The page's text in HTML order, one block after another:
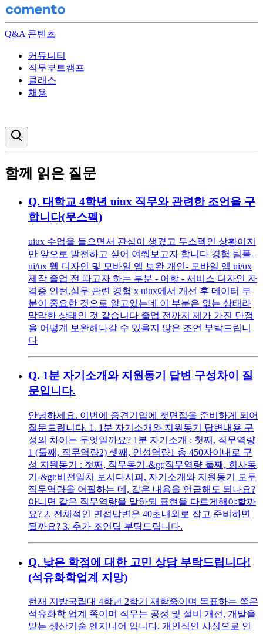
Q&A 콘텐츠
커뮤니티
직무부트캠프
클래스
채용
함께 읽은 질문
Q. 대학교 4학년 uiux 직무와 관련한 조언을 구
합니다(무스펙)
uiux 수업을 들으면서 관심이 생겼고 무스펙인 상황이지
만 앞으로 발전하고 싶어 여쭤보고자 합니다 경험 팀플-
ui/ux 웹 디자인 및 모바일 앱 보완 개인- 모바일 앱 ui/ux
제작 졸업 전 따고자 하는 부분 - 어학 - 서비스 디자인 자
격증 인턴,실무 관련 경험 x uiux에서 개선 후 데이터 부
분이 중요한 것으로 알고있는데 이 부분은 없는 상태라
막막한 상태인 것 같습니다 졸업 전까지 제가 가진 단점
을 어떻게 보완해나갈 수 있을지 많은 조언 부탁드립니
다
Q. 1분 자기소개와 지원동기 답변 구성차이 질
문입니다.
안녕하세요. 이번에 중견기업에 첫면접을 준비하게 되어
질문드립니다. 1. 1분 자기소개와 지원동기 답변내용 구
성의 차이는 무엇일까요? 1분 자기소개 : 첫째, 직무역량
1 (둘째, 직무역량2) 셋째, 인성역량1 총 450자이내로 구
성 지원동기 : 첫째, 직무동기-&gt;직무역량 둘째, 회사동
기-&gt;비전일치 보시다시피, 자기소개와 지원동기 모두
직무역량을 어필하는 데, 같은 내용을 언급해도 되나요?
아니면 같은 직무역량을 말하되 표현을 다르게해야할까
요? 2. 전체적인 면접답변은 40초내외로 잡고 준비하면
될까요? 3. 추가 조언팁 부탁드립니다.
Q. 낮은 학점에 대한 고민 상담 부탁드립니다!
(석유화학업계 지망)
현재 지방국립대 4학년 2학기 재학중이며 목표하는 쪽은
석유화학 업계 쪽이며 직무는 공정 및 설비 개선, 개발을
맡는 생산기술 엔지니어 입니다. 개인적인 사정으로 인